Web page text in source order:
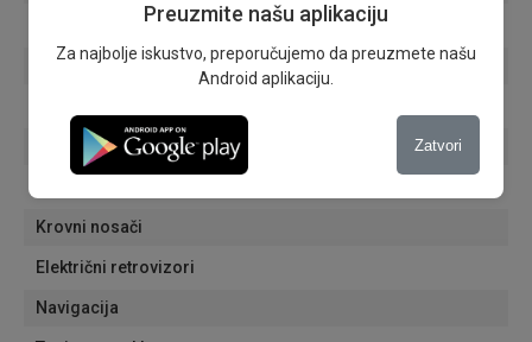
Svetla za maglu
Senzori za kisu
Krovni nosači
Električni retrovizori
Navigacija
Preuzmite našu aplikaciju
Za najbolje iskustvo, preporučujemo da preuzmete našu
Android aplikaciju.
Zatvori